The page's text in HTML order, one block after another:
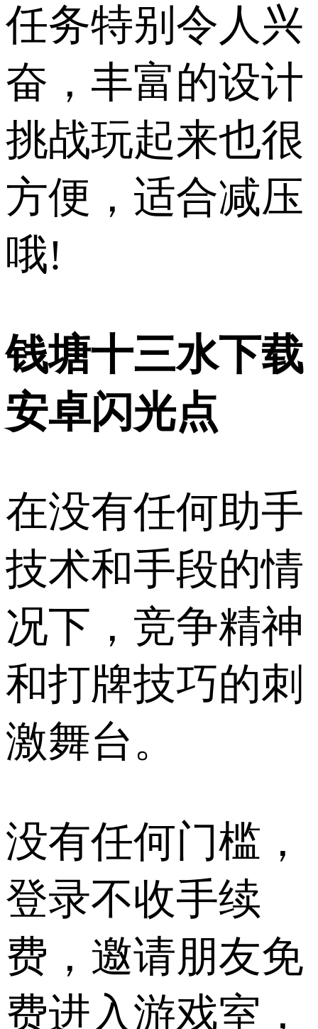
任务特别令人兴
奋，丰富的设计
挑战玩起来也很
方便，适合减压
哦!
钱塘十三水下载
安卓闪光点
在没有任何助手
技术和手段的情
况下，竞争精神
和打牌技巧的刺
激舞台。
没有任何门槛，
登录不收手续
费，邀请朋友免
费进入游戏室，